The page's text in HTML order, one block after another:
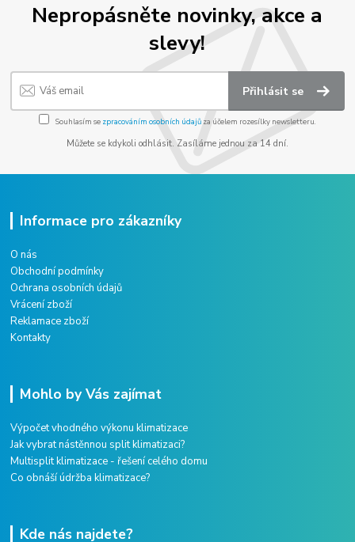
Nepropásněte novinky, akce a
slevy!
Přihlásit se
Souhlasím se zpracováním osobních údajů za účelem rozesílky newsletteru.
Můžete se kdykoli odhlásit. Zasíláme jednou za 14 dní.
Informace pro zákazníky
O nás
Obchodní podmínky
Ochrana osobních údajů
Vrácení zboží
Reklamace zboží
Kontakty
Mohlo by Vás zajímat
Výpočet vhodného výkonu klimatizace
Jak vybrat nástěnnou split klimatizaci?
Multisplit klimatizace - řešení celého domu
Co obnáší údržba klimatizace?
Kde nás najdete?